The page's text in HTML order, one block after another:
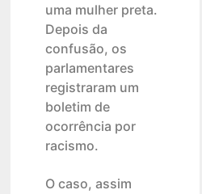
uma mulher preta.
Depois da
confusão, os
parlamentares
registraram um
boletim de
ocorrência por
racismo.
O caso, assim